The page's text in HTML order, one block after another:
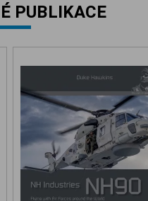
PUBLIKACE